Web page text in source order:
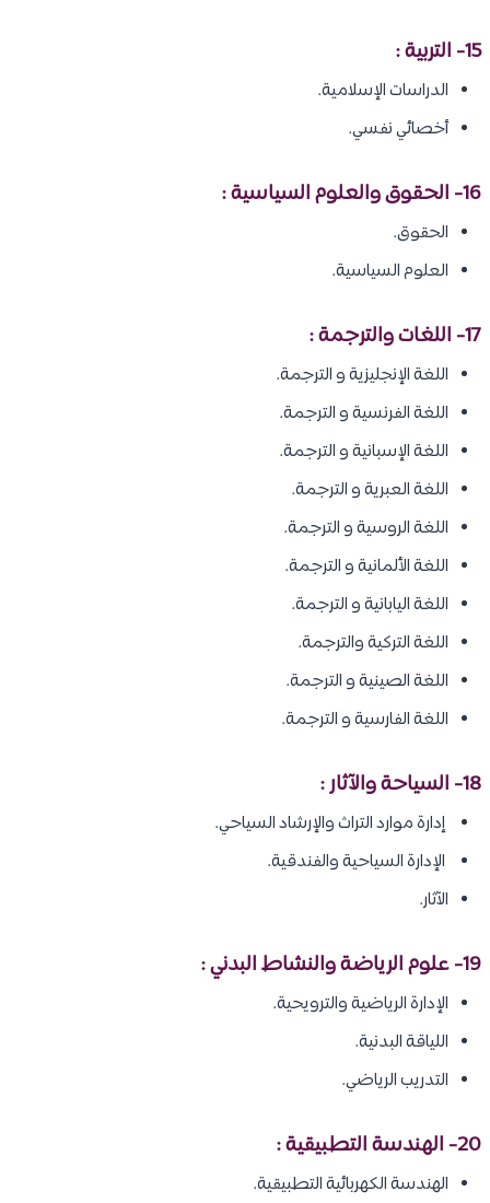
15- التربية :
الدراسات الإسلامية.
أخصائي نفسي.
16- الحقوق والعلوم السياسية :
الحقوق.
العلوم السياسية.
17- اللغات والترجمة :
اللغة الإنجليزية و الترجمة.
اللغة الفرنسية و الترجمة.
اللغة الإسبانية و الترجمة.
اللغة العبرية و الترجمة.
اللغة الروسية و الترجمة.
اللغة الألمانية و الترجمة.
اللغة اليابانية و الترجمة.
اللغة التركية والترجمة.
اللغة الصينية و الترجمة.
اللغة الفارسية و الترجمة.
18- السياحة والآثار :
إدارة موارد التراث والإرشاد السياحي.
الإدارة السياحية والفندقية.
الآثار.
19- علوم الرياضة والنشاط البدني :
الإدارة الرياضية والترويحية.
اللياقة البدنية.
التدريب الرياضي.
20- الهندسة التطبيقية :
الهندسة الكهربائية التطبيقية.